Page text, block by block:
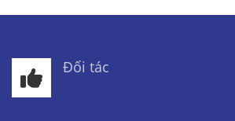
Đối tác